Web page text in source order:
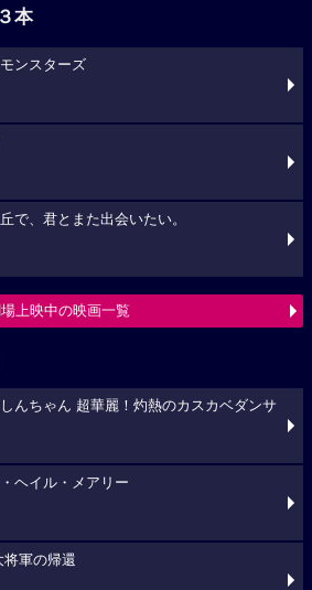
本
ンスターズ
で、君とまた出会いたい。
上映中の映画一覧
んちゃん 超華麗！灼熱のカスカベダンサ
ヘイル・メアリー
将軍の帰還